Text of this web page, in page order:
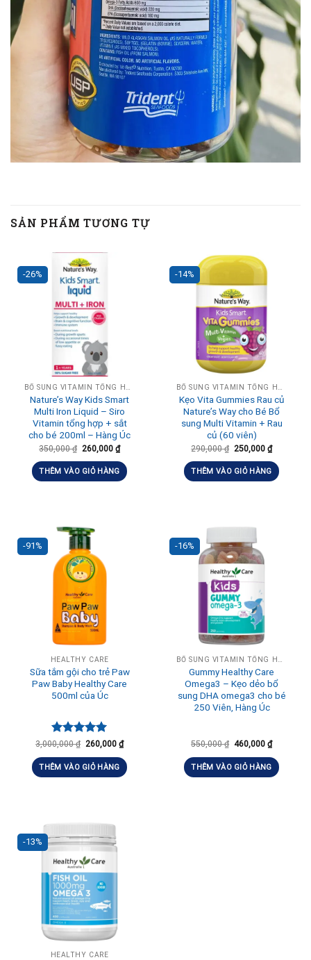
SẢN PHẨM TƯƠNG TỰ
-26%
BỔ SUNG VITAMIN TỔNG HỢP HÀNG NGÀY
Nature’s Way Kids Smart
Multi Iron Liquid – Siro
Vitamin tổng hợp + sắt
cho bé 200ml – Hàng Úc
350,000₫ 260,000 ₫
THÊM VÀO GIỎ HÀNG
-14%
BỔ SUNG VITAMIN TỔNG HỢP HÀNG NGÀY
Kẹo Vita Gummies Rau củ
Nature’s Way cho Bé Bổ
sung Multi Vitamin + Rau
củ (60 viên)
290,000₫ 250,000 ₫
THÊM VÀO GIỎ HÀNG
-91%
HEALTHY CARE
Sữa tắm gội cho trẻ Paw
Paw Baby Healthy Care
500ml của Úc
Được xếp
5 sao
3,000,000₫ 260,000 ₫
THÊM VÀO GIỎ HÀNG
-16%
Gummy Healthy Care
Omega3 – Kẹo dẻo bổ
sung DHA omega3 cho bé
250 Viên, Hàng Úc
550,000₫ 460,000 ₫
THÊM VÀO GIỎ HÀNG
-13%
HEALTHY CARE